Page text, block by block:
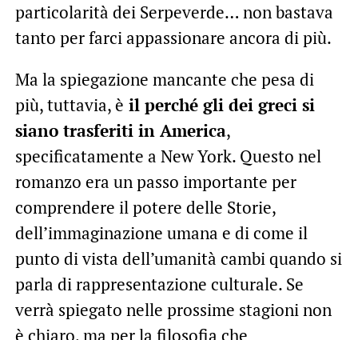
particolarità dei Serpeverde… non bastava
tanto per farci appassionare ancora di più.
Ma la spiegazione mancante che pesa di
più, tuttavia, è il perché gli dei greci si
siano trasferiti in America,
specificatamente a New York. Questo nel
romanzo era un passo importante per
comprendere il potere delle Storie,
dell’immaginazione umana e di come il
punto di vista dell’umanità cambi quando si
parla di rappresentazione culturale. Se
verrà spiegato nelle prossime stagioni non
è chiaro, ma per la filosofia che